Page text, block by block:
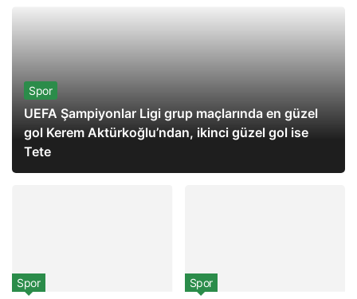
Spor
UEFA Şampiyonlar Ligi grup maçlarında en güzel
gol Kerem Aktürkoğlu’ndan, ikinci güzel gol ise
Tete
Spor Spor